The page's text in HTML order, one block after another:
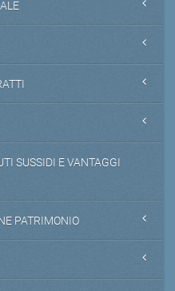
SUSSIDI E VANTAGGI
PATRIMONIO